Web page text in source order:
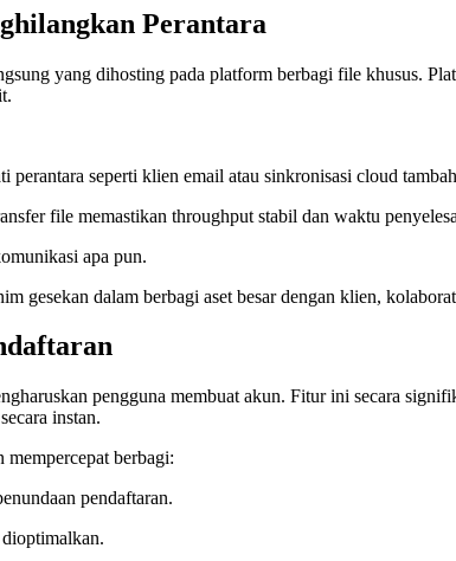
Perantara
yang dihosting pada platform berbagi file khusus.
seperti klien email atau sinkronisasi cloud
file memastikan throughput stabil dan waktu
apa pun.
gesekan dalam berbagi aset besar dengan klien,
pengguna membuat akun. Fitur ini secara
instan.
mempercepat berbagi:
pendaftaran.